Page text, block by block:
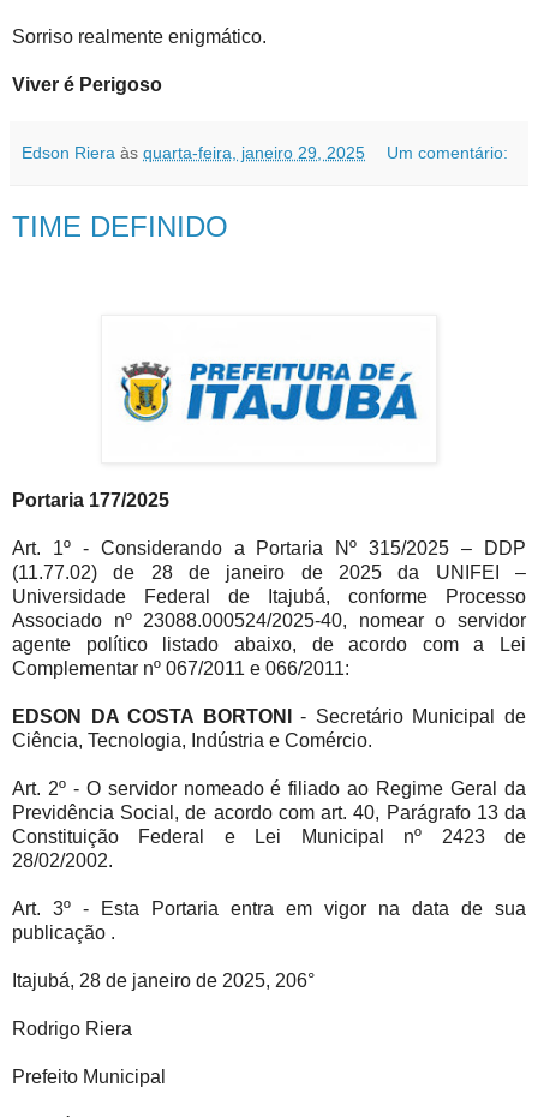
Sorriso realmente enigmático.
Viver é Perigoso
Edson Riera às quarta-feira, janeiro 29, 2025 Um comentário:
TIME DEFINIDO
Portaria 177/2025
Art. 1º - Considerando a Portaria Nº 315/2025 – DDP
(11.77.02) de 28 de janeiro de 2025 da UNIFEI –
Universidade Federal de Itajubá, conforme Processo
Associado nº 23088.000524/2025-40, nomear o servidor
agente político listado abaixo, de acordo com a Lei
Complementar nº 067/2011 e 066/2011:
EDSON DA COSTA BORTONI
- Secretário Municipal de
Ciência, Tecnologia, Indústria e Comércio.
Art. 2º - O servidor nomeado é filiado ao Regime Geral da
Previdência Social, de acordo com art. 40, Parágrafo 13 da
Constituição Federal e Lei Municipal nº 2423 de
28/02/2002.
Art. 3º - Esta Portaria entra em vigor na data de sua
publicação .
Itajubá, 28 de janeiro de 2025, 206°
Rodrigo Riera
Prefeito Municipal